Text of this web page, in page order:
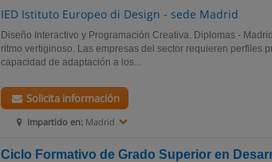
IED Istituto Europeo di Design - sede Madrid
Diseño Interactivo y Programación Creativa. Diplomas -
ritmo vertiginoso. Las empresas del sector requieren perfiles
capacidad de adaptación a los...
Impartido en: Madrid
Solicita información
Ciclo Formativo de Grado Superior en